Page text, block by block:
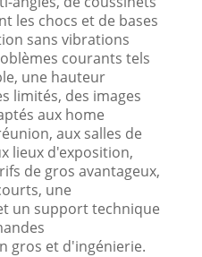
les chocs et de bases
sans vibrations
courants tels
une hauteur
limités, des images
aux home
aux salles de
lieux d'exposition,
de gros avantageux,
une
un support technique
gros et d'ingénierie.